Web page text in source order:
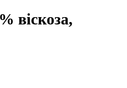
віскоза,